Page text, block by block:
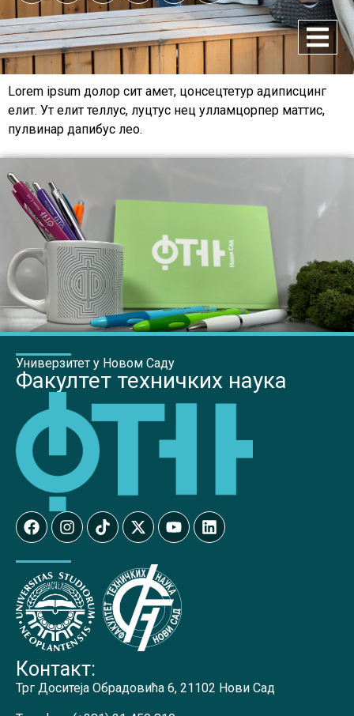
Lorem ipsum долор сит амет, цонсецтетур адиписцинг
елит. Ут елит теллус, луцтус нец улламцорпер маттис,
пулвинар дапибус лео.
Универзитет у Новом Саду
Факултет техничких наука
Контакт:
Трг Доситеја Обрадовића 6, 21102 Нови Сад